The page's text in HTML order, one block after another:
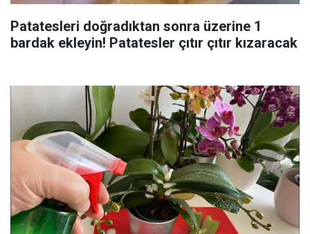
Patatesleri doğradıktan sonra üzerine 1
bardak ekleyin! Patatesler çıtır çıtır kızaracak